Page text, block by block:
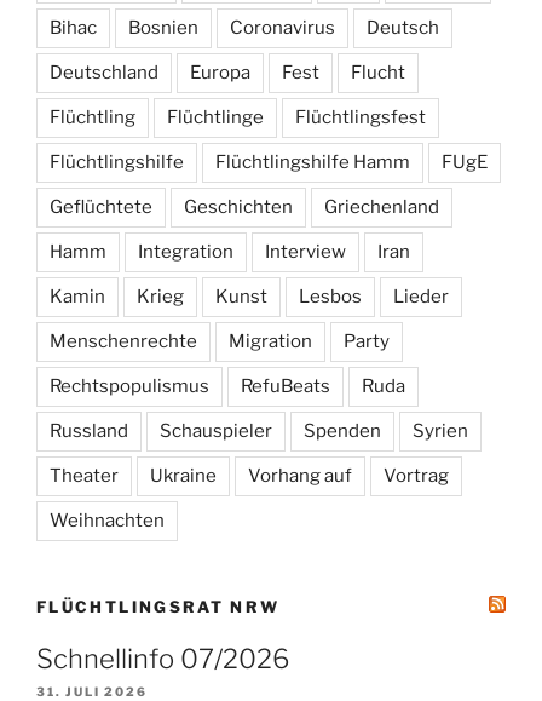
Bihac Bosnien Coronavirus Deutsch
Deutschland Europa Fest Flucht
Flüchtling Flüchtlinge Flüchtlingsfest
Flüchtlingshilfe Flüchtlingshilfe Hamm FUgE
Geflüchtete Geschichten Griechenland
Hamm Integration Interview Iran
Kamin Krieg Kunst Lesbos Lieder
Menschenrechte Migration Party
Rechtspopulismus RefuBeats Ruda
Russland Schauspieler Spenden Syrien
Theater Ukraine Vorhang auf Vortrag
Weihnachten
FLÜCHTLINGSRAT NRW
Schnellinfo 07/2026
31. JULI 2026